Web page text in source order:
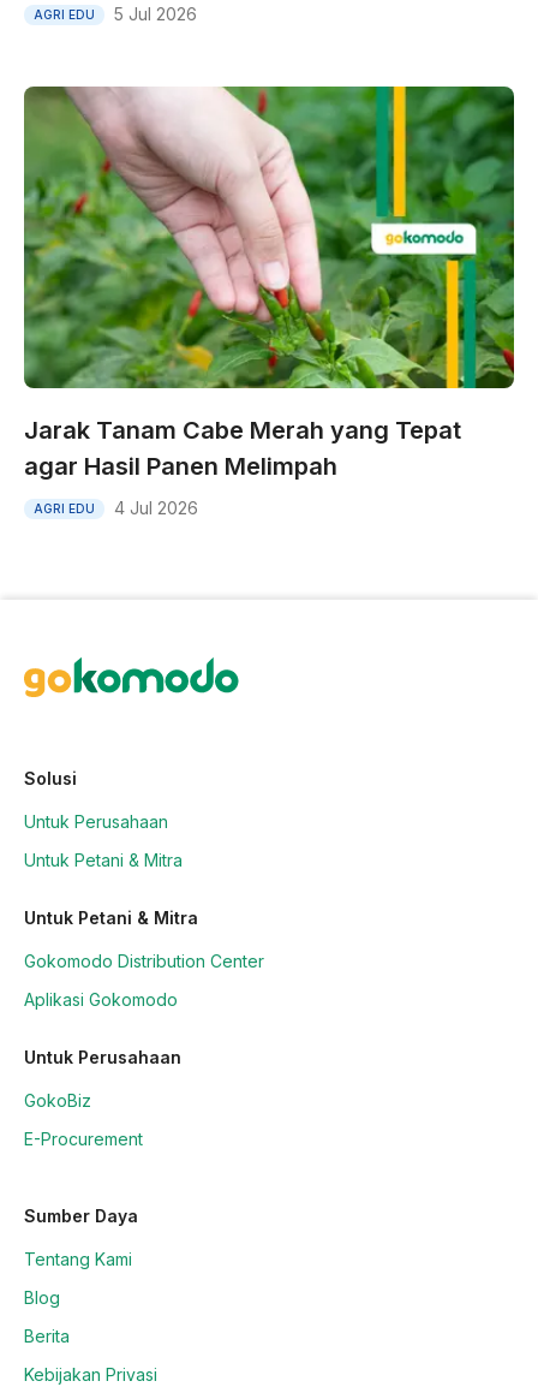
AGRI EDU 5 Jul 2026
Jarak Tanam Cabe Merah yang Tepat
agar Hasil Panen Melimpah
AGRI EDU 4 Jul 2026
Solusi
Untuk Perusahaan
Untuk Petani & Mitra
Untuk Petani & Mitra
Gokomodo Distribution Center
Aplikasi Gokomodo
Untuk Perusahaan
GokoBiz
E-Procurement
Sumber Daya
Tentang Kami
Blog
Berita
Kebijakan Privasi